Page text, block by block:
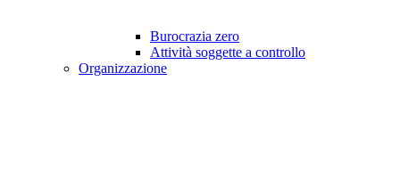
Burocrazia zero
Attività soggette a controllo
Organizzazione